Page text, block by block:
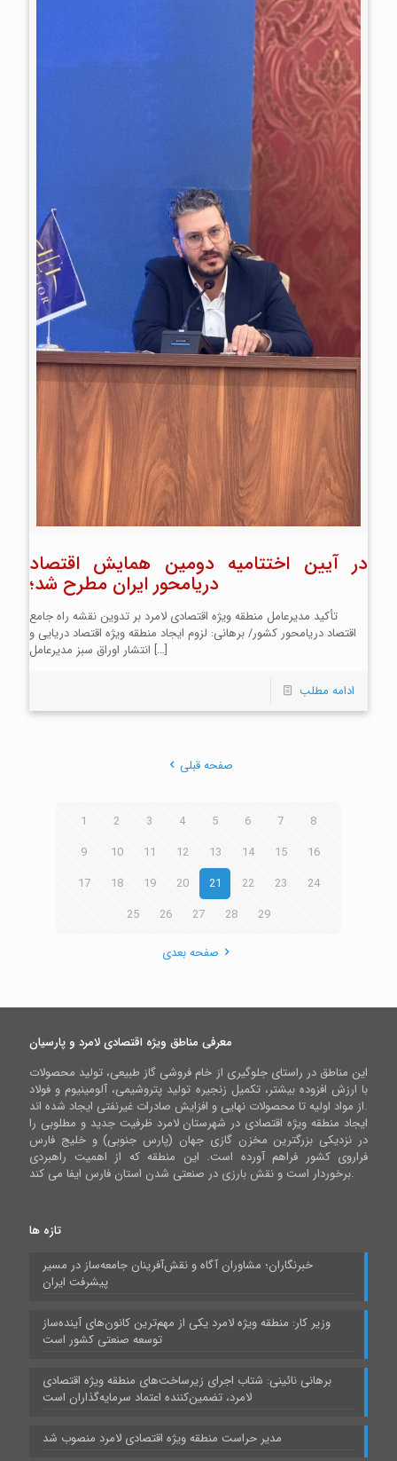
در آیین اختتامیه دومین همایش اقتصاد
دریامحور ایران مطرح شد؛
تأکید مدیرعامل منطقه ویژه اقتصادی لامرد بر تدوین نقشه راه جامع
اقتصاد دریامحور کشور/ برهانی: لزوم ایجاد منطقه ویژه اقتصاد دریایی و
انتشار اوراق سبز مدیرعامل […]
ادامه مطلب
صفحه قبلی
1 2 3 4 5 6 7
8
9
10 11 12 13 14 15
16
17
18 19 20 21 22 23
24
25
26 27 28 29
صفحه بعدی
معرفی مناطق ویژه اقتصادی لامرد و پارسیان
این مناطق در راستای جلوگیری از خام فروشی گاز طبیعی، تولید محصولات
با ارزش افزوده بیشتر، تکمیل زنجیره تولید پتروشیمی، آلومینیوم و فولاد
از مواد اولیه تا محصولات نهایی و افزایش صادرات غیرنفتی ایجاد شده اند.
ایجاد منطقه ویژه اقتصادی در شهرستان لامرد ظرفیت جدید و مطلوبی را
در نزدیکی بزرگترین مخزن گازی جهان (پارس جنوبی) و خلیج فارس
فراروی کشور فراهم آورده است. این منطقه که از اهمیت راهبردی
برخوردار است و نقش بارزی در صنعتی شدن استان فارس ایفا می کند.
تازه ها
خبرنگاران؛ مشاوران آگاه و نقش‌آفرینان جامعه‌ساز در مسیر
پیشرفت ایران
وزیر کار: منطقه ویژه لامرد یکی از مهم‌ترین کانون‌های آینده‌ساز
توسعه صنعتی کشور است
برهانی نائینی: شتاب اجرای زیرساخت‌های منطقه ویژه اقتصادی
لامرد، تضمین‌کننده اعتماد سرمایه‌گذاران است
مدیر حراست منطقه ویژه اقتصادی لامرد منصوب شد